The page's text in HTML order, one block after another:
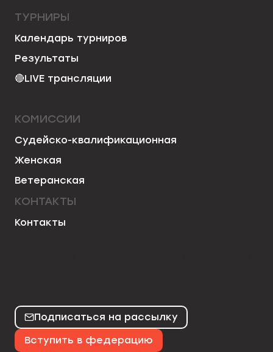
ТУРНИРЫ
Календарь турниров
Результаты
🔴LIVE трансляции
КОМИССИИ
Судейско-квалификационная
Женская
Ветеранская
КОНТАКТЫ
Контакты
Подписаться на рассылку
Вступить в федерацию